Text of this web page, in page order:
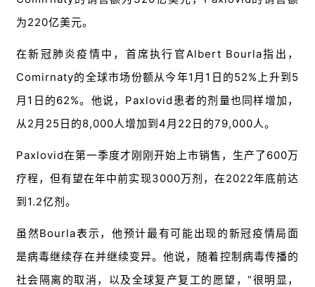
专
精
活
动
D
投
资
平
台
为220亿美元。
在新冠肺炎疫情中，首席执行官Albert Bourla指出，
Comirnaty的全球市场份额从今年1月1日的52%上升到5
月1日的62%。他说，Paxlovid患者的剂量也同样增加，
从2月25日的8,000人增加到4月22日的79,000人。
Paxlovid在第一季度才刚刚开始上市销售，生产了600万
疗程，但有望在年中前实现3000万剂，在2022年底前达
到1.2亿剂。
虽然Bourla表示，他预计最有可能出现的新冠疫情局面
是病毒继续存在并继续变异。他说，随着控制病毒传播的
社会隔离的取消，以及全球复产复工的愿望，“很明显，